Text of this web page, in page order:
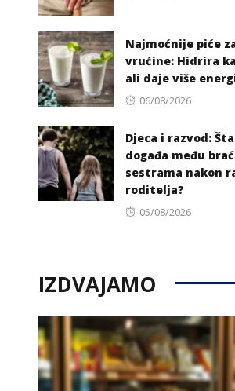
Najmoćnije piće
vrućine: Hidrira
ali daje više
Posted
06/08/2026
Djeca i razvod:
događa među
sestrama nakon
roditelja?
Posted
05/08/2026
IZDVAJAMO